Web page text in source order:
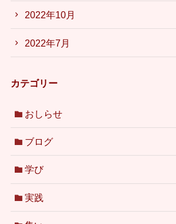
2022年10月
2022年7月
カテゴリー
おしらせ
ブログ
学び
実践